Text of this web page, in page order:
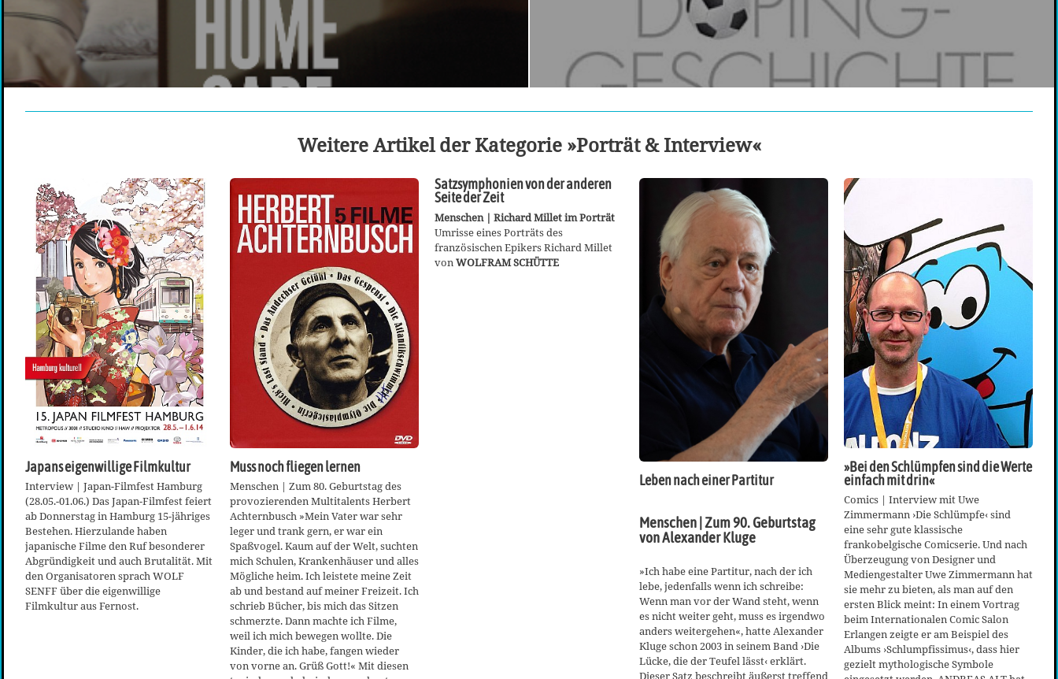
Weitere Artikel der Kategorie »Porträt & Interview«
Japans eigenwillige Filmkultur
Interview | Japan-Filmfest Hamburg
(28.05.-01.06.) Das Japan-Filmfest feiert
ab Donnerstag in Hamburg 15-jähriges
Bestehen. Hierzulande haben
japanische Filme den Ruf besonderer
Abgründigkeit und auch Brutalität. Mit
den Organisatoren sprach WOLF
SENFF über die eigenwillige
Filmkultur aus Fernost.
Muss noch fliegen lernen
Menschen | Zum 80. Geburtstag des
provozierenden Multitalents Herbert
Achternbusch »Mein Vater war sehr
leger und trank gern, er war ein
Spaßvogel. Kaum auf der Welt, suchten
mich Schulen, Krankenhäuser und alles
Mögliche heim. Ich leistete meine Zeit
ab und bestand auf meiner Freizeit. Ich
schrieb Bücher, bis mich das Sitzen
schmerzte. Dann machte ich Filme,
weil ich mich bewegen wollte. Die
Kinder, die ich habe, fangen wieder
von vorne an. Grüß Gott!« Mit diesen
Satzsymphonien von der anderen
Seite der Zeit
Menschen | Richard Millet im Porträt
Umrisse eines Porträts des
französischen Epikers Richard Millet
von WOLFRAM SCHÜTTE
Leben nach einer Partitur
Menschen | Zum 90. Geburtstag
von Alexander Kluge
»Ich habe eine Partitur, nach der ich
lebe, jedenfalls wenn ich schreibe:
Wenn man vor der Wand steht, wenn
es nicht weiter geht, muss es irgendwo
anders weitergehen«, hatte Alexander
Kluge schon 2003 in seinem Band ›Die
Lücke, die der Teufel lässt‹ erklärt.
Dieser Satz beschreibt äußerst treffend
»Bei den Schlümpfen sind die Werte
einfach mit drin«
Comics | Interview mit Uwe
Zimmermann ›Die Schlümpfe‹ sind
eine sehr gute klassische
frankobelgische Comicserie. Und nach
Überzeugung von Designer und
Mediengestalter Uwe Zimmermann hat
sie mehr zu bieten, als man auf den
ersten Blick meint: In einem Vortrag
beim Internationalen Comic Salon
Erlangen zeigte er am Beispiel des
Albums ›Schlumpfissimus‹, dass hier
gezielt mythologische Symbole